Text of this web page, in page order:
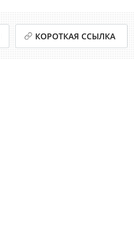
КОРОТКАЯ ССЫЛКА